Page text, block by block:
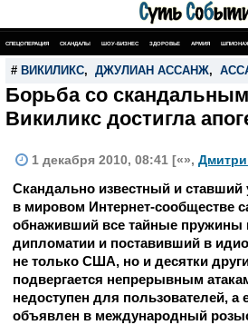
СПЕЦОПЕРАЦИЯ СКАНДАЛЫ ШОУ-БИЗНЕС ЗДОРОВЬЕ АРМИЯ
# ВИКИЛИКС, ДЖУЛИАН АССАНЖ,
Борьба со
Викиликс достигла
1 декабря 2010, 08:41 [«»,
Скандально известный и
в мировом Интернет-сообществе
обнаживший все тайные пружины
дипломатии и поставивший в
не только США, но и десятки
подвергается непрерывным
недоступен для пользователей, а
объявлен в международный